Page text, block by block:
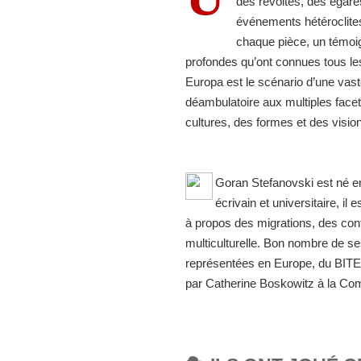
événements
chaque pièce, un
profondes qu’ont connues tous
Europa est le scénario d’une
déambulatoire aux multiples
cultures, des formes et des
Goran Stefanovski est né
écrivain et universitaire, il
à propos des migrations, des
multiculturelle. Bon nombre de
représentées en Europe, du
par Catherine Boskowitz à la